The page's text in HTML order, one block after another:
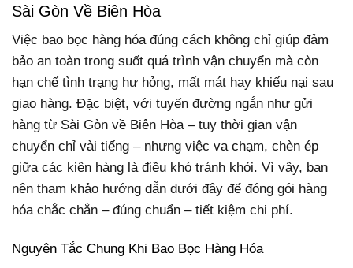
Sài Gòn Về Biên Hòa
Việc bao bọc hàng hóa đúng cách không chỉ giúp đảm
bảo an toàn trong suốt quá trình vận chuyển mà còn
hạn chế tình trạng hư hỏng, mất mát hay khiếu nại sau
giao hàng. Đặc biệt, với tuyến đường ngắn như gửi
hàng từ Sài Gòn về Biên Hòa – tuy thời gian vận
chuyển chỉ vài tiếng – nhưng việc va chạm, chèn ép
giữa các kiện hàng là điều khó tránh khỏi. Vì vậy, bạn
nên tham khảo hướng dẫn dưới đây để đóng gói hàng
hóa chắc chắn – đúng chuẩn – tiết kiệm chi phí.
Nguyên Tắc Chung Khi Bao Bọc Hàng Hóa